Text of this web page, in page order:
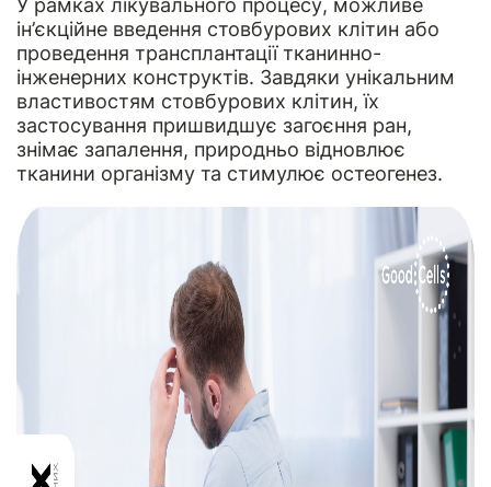
У рамках лікувального процесу, можливе
ін’єкційне введення стовбурових клітин або
проведення трансплантації тканинно-
інженерних конструктів. Завдяки унікальним
властивостям стовбурових клітин, їх
застосування пришвидшує загоєння ран,
знімає запалення, природньо відновлює
тканини організму та стимулює остеогенез.